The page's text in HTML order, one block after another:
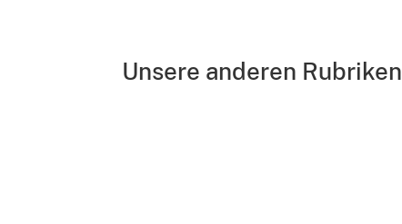
Unsere anderen Rubriken